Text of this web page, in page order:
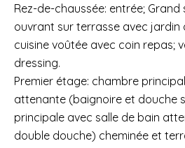
Rez-de-chaussée: entrée;
ouvrant sur terrasse avec jardin
cuisine voûtée avec coin repas;
dressing.
Premier étage: chambre
attenante (baignoire et douche
principale avec salle de bain
double douche) cheminée et